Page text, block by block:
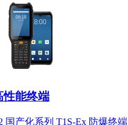
性能终端
国产化系列 T1S-Ex 防爆终端